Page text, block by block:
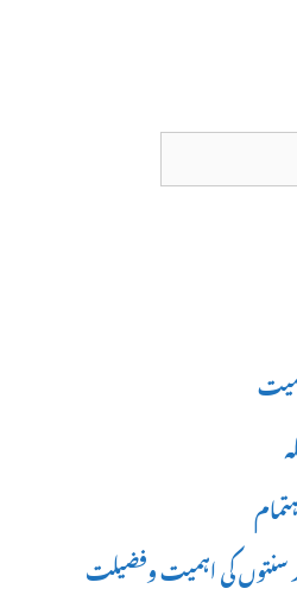
سنتوں کی اہمیت وفضیلت